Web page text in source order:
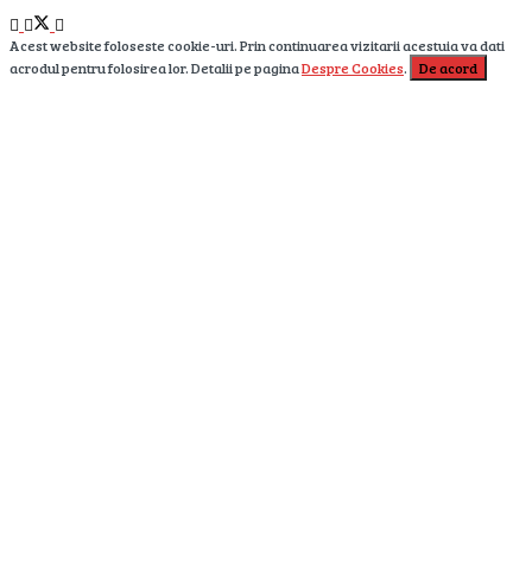
Acest website foloseste cookie-uri. Prin continuarea vizitarii acestuia va dati
acrodul pentru folosirea lor. Detalii pe paginaDespre Cookies. De acord